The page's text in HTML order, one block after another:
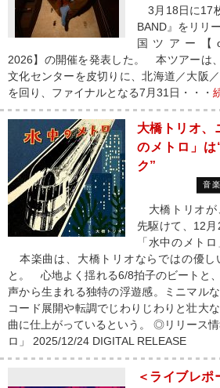
3月18日に17
BAND』をリリ
国ツアー【
2026】の開催を発表した。 本ツアーは
文化センターを皮切りに、北海道／大阪
を回り、ファイナルとなる7月31日・・・
大橋トリオ、
のメトロ」は
ク”
音
大橋トリオが
先駆けて、12
「水中のメト
本楽曲は、大橋トリオならではの優し
と。 心地よく揺れる6/8拍子のビートと
声から生まれる独特の浮遊感。ミニマル
コード展開や転調でじわりじわりと壮大
曲に仕上がっているという。 ◎リリース
ロ」 2025/12/24 DIGITAL RELEASE
＜ライブレポ